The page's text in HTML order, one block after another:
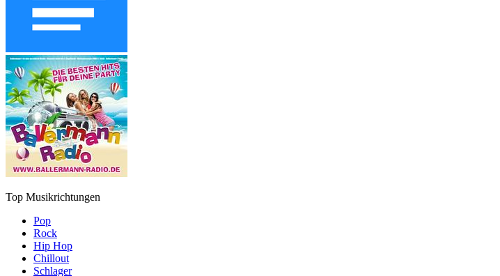
Top Musikrichtungen
Pop
Rock
Hip Hop
Chillout
Schlager